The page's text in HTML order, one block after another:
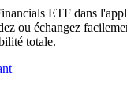
ETF dans
ou échangez
totale.